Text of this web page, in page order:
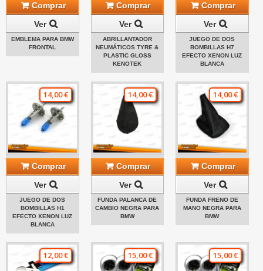
Comprar
Ver
EMBLEMA PARA BMW
FRONTAL
Comprar
Ver
ABRILLANTADOR
NEUMÁTICOS TYRE &
PLASTIC GLOSS
KENOTEK
Comprar
Ver
JUEGO DE DOS
BOMBILLAS H7
EFECTO XENON LUZ
BLANCA
14,00 €
Comprar
Ver
JUEGO DE DOS
BOMBILLAS H1
EFECTO XENON LUZ
BLANCA
14,00 €
Comprar
Ver
FUNDA PALANCA DE
CAMBIO NEGRA PARA
BMW
14,00 €
Comprar
Ver
FUNDA FRENO DE
MANO NEGRA PARA
BMW
12,00 € 15,00 € 15,00 €